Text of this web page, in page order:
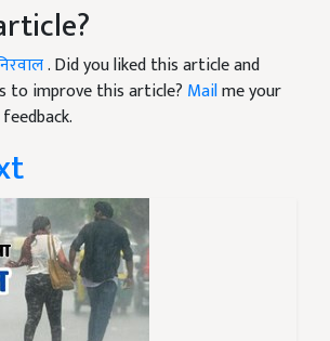
. Did you liked this article and
to improve this article? Mailme your